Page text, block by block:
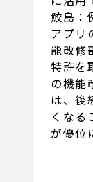
鮫島：
アプリ
能改修
特許を
の機能
は、後
くなる
が優位